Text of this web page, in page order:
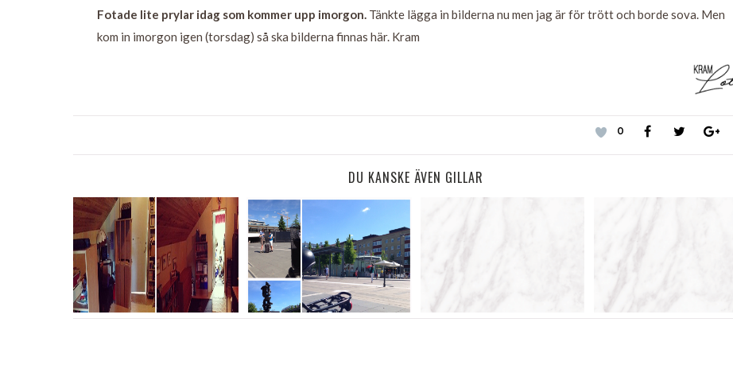
Fotade lite prylar idag som kommer upp imorgon. Tänkte lägga in bilderna nu men jag är för trött och borde sova. Men
kom in imorgon igen (torsdag) så ska bilderna finnas här. Kram
0
DU KANSKE ÄVEN GILLAR